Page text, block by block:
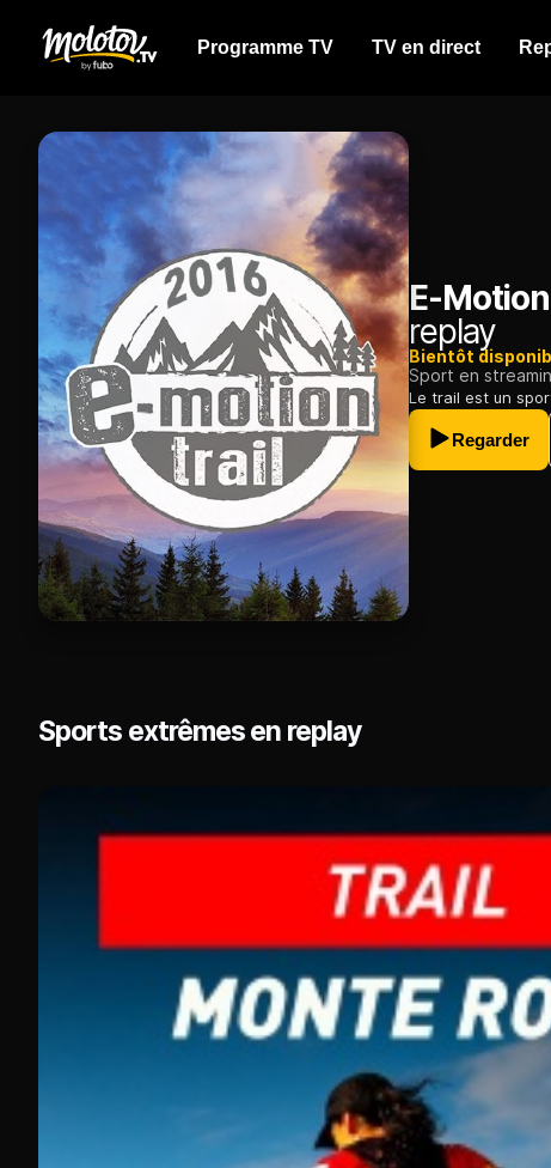
Programme TV TV en direct
E-
replay
Bientôt
Sport en
Le trail est un
Regarder
Sports extrêmes en replay